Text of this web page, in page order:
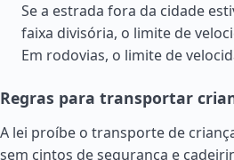
Se a estrada fora da cidade
faixa divisória, o limite de
Em rodovias, o limite de
Regras para transportar
A lei proíbe o transporte de
sem cintos de segurança e